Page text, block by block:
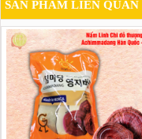
SẢN PHẨM LIÊN QUAN